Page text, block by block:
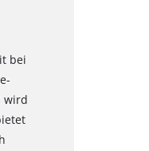
bei
wird